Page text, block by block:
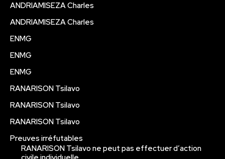
ANDRIAMISEZA Charles
ANDRIAMISEZA Charles
ENMG
ENMG
ENMG
RANARISON Tsilavo
RANARISON Tsilavo
RANARISON Tsilavo
Preuves irréfutables
RANARISON Tsilavo ne peut pas effectuer d’action